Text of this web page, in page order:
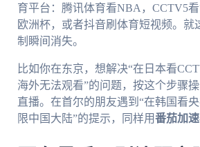
育平台：腾讯体育看NBA，CCTV5
欧洲杯，或者抖音刷体育短视频。就
制瞬间消失。
比如你在东京，想解决“在日本看
海外无法观看”的问题，按这个步骤
直播。在首尔的朋友遇到“在韩国看
限中国大陆”的提示，同样用番茄加